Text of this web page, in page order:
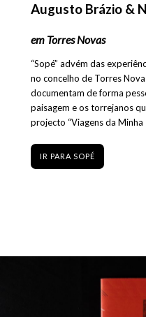
Augusto Brázio &
em Torres Novas
“Sopé” advém das
no concelho de Torres
documentam de forma
paisagem e os torrejanos
projecto “Viagens da Minha
IR PARA SOPÉ